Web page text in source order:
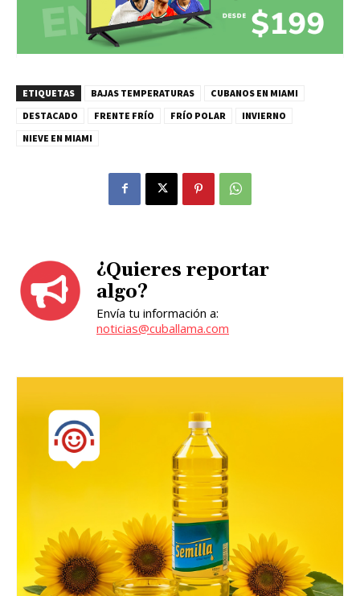
ETIQUETAS BAJAS TEMPERATURAS
CUBANOS EN MIAMI
DESTACADO
FRENTE FRÍO FRÍO POLAR
INVIERNO
NIEVE EN MIAMI
¿Quieres reportar
algo?
Envía tu información a:
noticias@cuballama.com